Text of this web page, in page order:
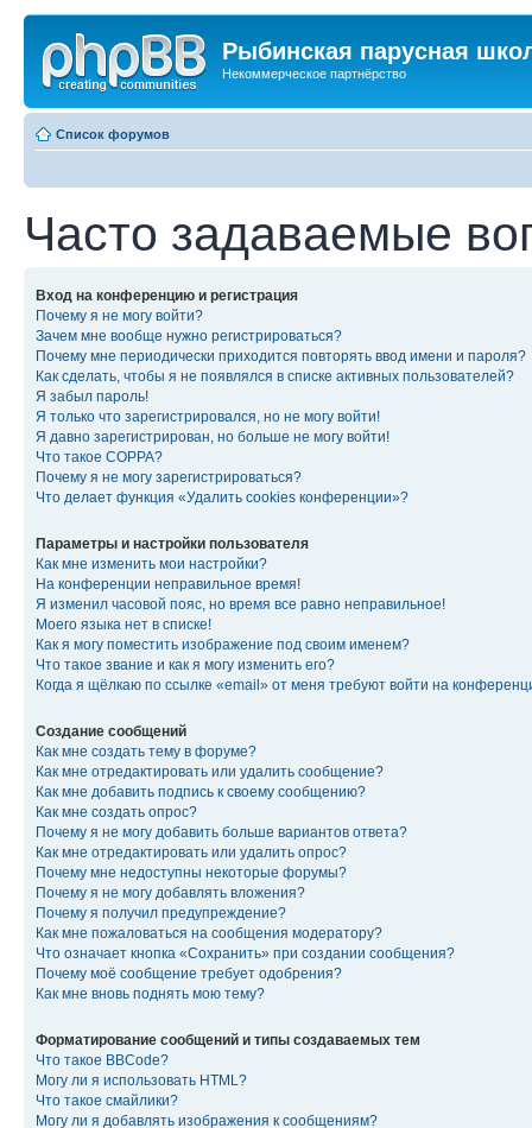
Рыбинская парусная
Некоммерческое партнёрство
Список форумов
Часто задаваемые
Вход на конференцию и регистрация
Почему я не могу войти?
Зачем мне вообще нужно регистрироваться?
Почему мне периодически приходится повторять ввод имени и пароля?
Как сделать, чтобы я не появлялся в списке активных пользователей?
Я забыл пароль!
Я только что зарегистрировался, но не могу войти!
Я давно зарегистрирован, но больше не могу войти!
Что такое COPPA?
Почему я не могу зарегистрироваться?
Что делает функция «Удалить cookies конференции»?
Параметры и настройки пользователя
Как мне изменить мои настройки?
На конференции неправильное время!
Я изменил часовой пояс, но время все равно неправильное!
Моего языка нет в списке!
Как я могу поместить изображение под своим именем?
Что такое звание и как я могу изменить его?
Когда я щёлкаю по ссылке «email» от меня требуют войти на
Создание сообщений
Как мне создать тему в форуме?
Как мне отредактировать или удалить сообщение?
Как мне добавить подпись к своему сообщению?
Как мне создать опрос?
Почему я не могу добавить больше вариантов ответа?
Как мне отредактировать или удалить опрос?
Почему мне недоступны некоторые форумы?
Почему я не могу добавлять вложения?
Почему я получил предупреждение?
Как мне пожаловаться на сообщения модератору?
Что означает кнопка «Сохранить» при создании сообщения?
Почему моё сообщение требует одобрения?
Как мне вновь поднять мою тему?
Форматирование сообщений и типы создаваемых тем
Что такое BBCode?
Могу ли я использовать HTML?
Что такое смайлики?
Могу ли я добавлять изображения к сообщениям?